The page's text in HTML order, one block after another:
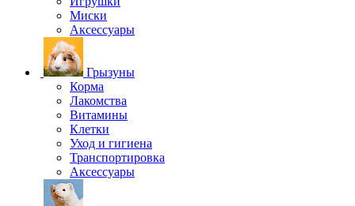
Миски
Аксессуары
Грызуны
Корма
Лакомства
Витамины
Клетки
Уход и гигиена
Транспортировка
Аксессуары